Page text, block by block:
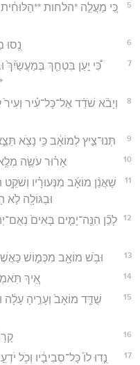
5
כִּ֚י מַעֲלֵ֣ה *הלחות **הַלּוּחִ֔ית
6 נֻ֖סוּ
7
כִּ֠י יַ֣עַן בִּטְחֵ֤ךְ בְּמַעֲשַׂ֙יִךְ֙
8
וְיָבֹ֨א שֹׁדֵ֜ד אֶל־כָּל־עִ֗יר
9 תְּנוּ־צִ֣יץ לְמוֹאָ֔ב כִּ֥י נָצֹ֖א
10 אָר֗וּר עֹשֶׂ֛ה
11
שַׁאֲנַ֨ן מוֹאָ֜ב מִנְּעוּרָ֗יו וְשֹׁקֵ֥ט
וּבַגּוֹלָ֖ה לֹ֣א
12
לָכֵ֞ן הִנֵּ֖ה־יָמִ֤ים בָּאִים֙
13 וּבֹ֥שׁ מוֹאָ֖ב מִכְּמ֑וֹשׁ
14 אֵ֚יךְ
15
שֻׁדַּ֤ד מוֹאָב֙ וְעָרֶ֣יהָ עָלָ֔ה
16
17 נֻ֤דוּ לוֹ֙ כָּל־סְבִיבָ֔יו וְכֹ֖ל